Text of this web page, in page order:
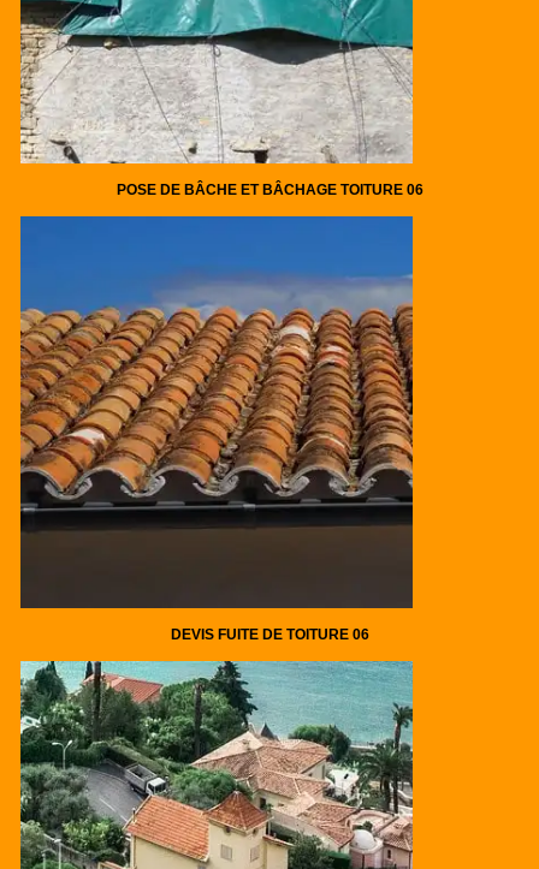
POSE DE BÂCHE ET BÂCHAGE TOITURE 06
DEVIS FUITE DE TOITURE 06